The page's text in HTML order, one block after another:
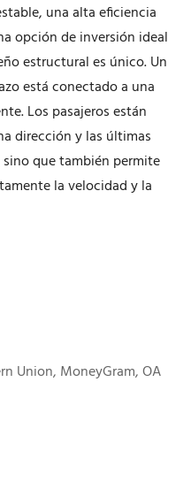
una alta eficiencia
opción de inversión ideal
estructural es único. Un
está conectado a una
Los pasajeros están
dirección y las últimas
que también permite
la velocidad y la
Union, MoneyGram, OA